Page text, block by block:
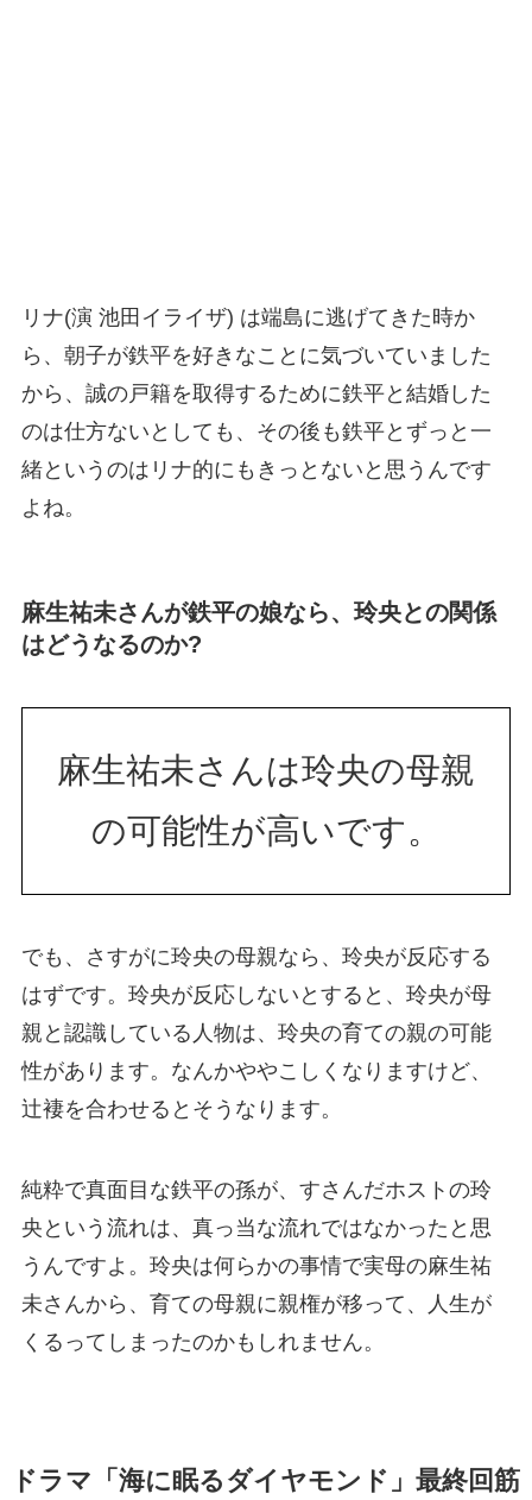
リナ(演 池田イライザ) は端島に逃げてきた時か
ら、朝子が鉄平を好きなことに気づいていました
から、誠の戸籍を取得するために鉄平と結婚した
のは仕方ないとしても、その後も鉄平とずっと一
緒というのはリナ的にもきっとないと思うんです
よね。
麻生祐未さんが鉄平の娘なら、玲央との関係
はどうなるのか?
麻生祐未さんは玲央の母親
の可能性が高いです。
でも、さすがに玲央の母親なら、玲央が反応する
はずです。玲央が反応しないとすると、玲央が母
親と認識している人物は、玲央の育ての親の可能
性があります。なんかややこしくなりますけど、
辻褄を合わせるとそうなります。
純粋で真面目な鉄平の孫が、すさんだホストの玲
央という流れは、真っ当な流れではなかったと思
うんですよ。玲央は何らかの事情で実母の麻生祐
未さんから、育ての母親に親権が移って、人生が
くるってしまったのかもしれません。
ドラマ「海に眠るダイヤモンド」最終回筋